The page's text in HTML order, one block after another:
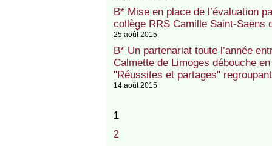
B* Mise en place de l’évaluation
collège RRS Camille Saint-Saëns
25 août 2015
B* Un partenariat toute l’année
Calmette de Limoges débouche
"Réussites et partages"
14 août 2015
1
2